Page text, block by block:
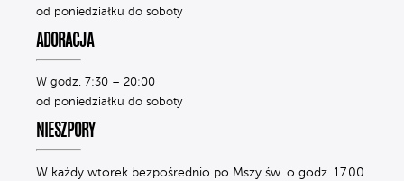
od poniedziałku do soboty
ADORACJA
W godz. 7:30 – 20:00
od poniedziałku do soboty
NIESZPORY
W każdy wtorek bezpośrednio po Mszy św. o godz. 17.00